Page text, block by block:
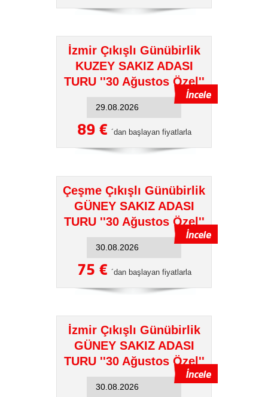
İzmir Çıkışlı Günübirlik
KUZEY SAKIZ ADASI
TURU ''30 Ağustos Özel''
89 € ´dan başlayan fiyatlarla
Çeşme Çıkışlı Günübirlik
GÜNEY SAKIZ ADASI
TURU ''30 Ağustos Özel''
75 € ´dan başlayan fiyatlarla
İzmir Çıkışlı Günübirlik
GÜNEY SAKIZ ADASI
TURU ''30 Ağustos Özel''